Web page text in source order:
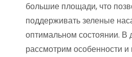
большие площади, что
поддерживать зеленые
оптимальном состоянии. В
рассмотрим особенности